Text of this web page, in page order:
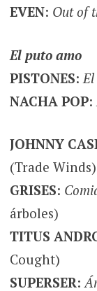
EVEN: Out of
El puto amo
PISTONES:
NACHA POP:
JOHNNY
(Trade Winds)
GRISES:
árboles)
TITUS
Cought)
SUPERSER: